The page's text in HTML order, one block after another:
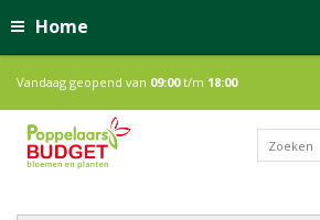
Home
Vandaag geopend van 09:00t/m 18:00